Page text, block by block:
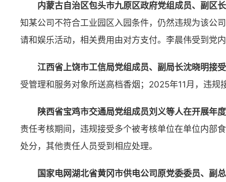
内蒙古自治区包头市九原区政府党组成员、副区
知某公司不符合工业园区入园条件，仍然违规为该公
请和娱乐活动，相关费用由对方支付。李晨伟受到党
江西省上饶市工信局党组成员、副局长沈晓明接
受管理和服务对象所送高档香烟；2025年11月，违
陕西省宝鸡市交通局党组成员刘义等人在开展年
责任考核期间，违规接受多个被考核单位在单位内部
处分，其他责任人员受到相应处理。
国家电网湖北省黄冈市供电公司原党委委员、副